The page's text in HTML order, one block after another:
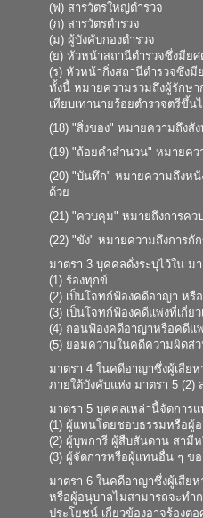
(ฟ) สารวัตรใหญ่ตำรวจ
(ภ) สารวัตรตำรวจ
(ม) ผู้บังคับกองตำรวจ
(ย) หัวหน้าสถานีตำรวจซึ่งมีย
(ร) หัวหน้ากิ่งสถานีตำรวจซึ่งมี
ทั้งนี้ หมายความรวมถึงผู้รักษา
เทียบเท่านายร้อยตำรวจตรีขึ้น
(18) "สิ่งของ" หมายความถึงสั
(19) "ถ้อยคำสำนวน" หมายคว
(20) "บันทึก" หมายความถึงห
ด้วย
(21) "ควบคุม" หมายถึงการค
(22) "ขัง" หมายความถึงการกั
มาตรา 3 บุคคลดั่งระบุไว้ใน ม
(1) ร้องทุกข์
(2) เป็นโจทก์ฟ้องคดีอาญา หรื
(3) เป็นโจทก์ฟ้องคดีแพ่งที่เกี่ย
(4) ถอนฟ้องคดีอาญาหรือคดีแ
(5) ยอมความในคดีความผิดส่
มาตรา 4 ในคดีอาญาซึ่งผู้เสีย
ภายใต้บังคับแห่ง มาตรา 5
มาตรา 5 บุคคลเหล่านี้จัดการ
(1) ผู้แทนโดยชอบธรรมหรือผู้
(2) ผู้บุพการี ผู้สืบสันดาน สามีห
(3) ผู้จัดการหรือผู้แทนอื่น ๆ ข
มาตรา 6 ในคดีอาญาซึ่งผู้เสีย
หรือผู้อนุบาลไม่สามารถจะทำ
ประโยชน์ เกี่ยวข้องอาจร้องต่